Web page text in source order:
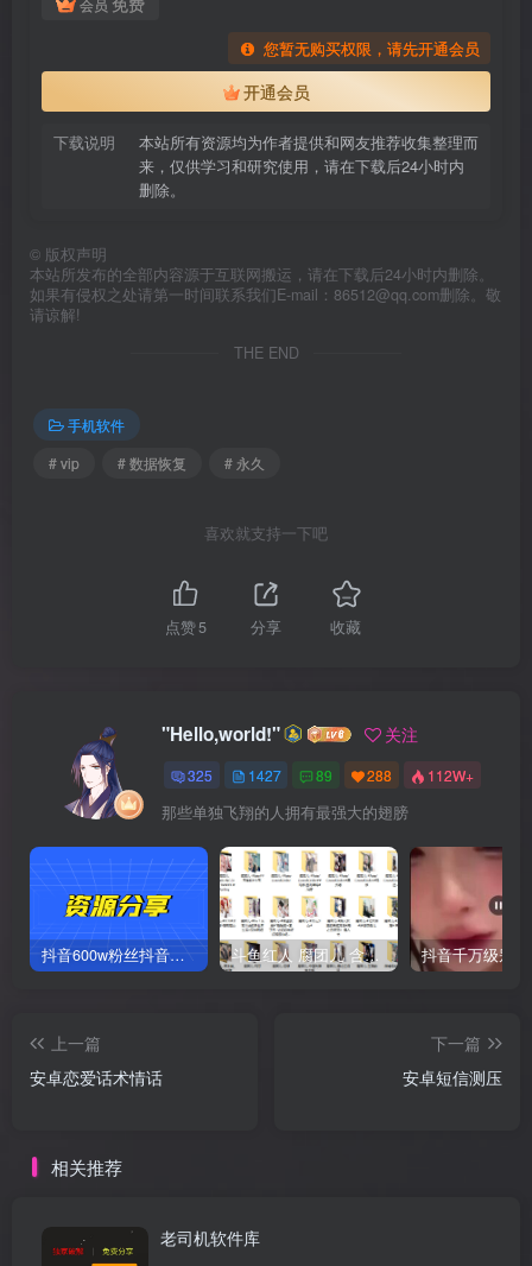
您暂无购买权限，请先开通会员
开通会员
下载说明
本站所有资源均为作者提供和网友推荐收集整理而
来，仅供学习和研究使用，请在下载后24小时内
删除。
© 版权声明
本站所发布的全部内容源于互联网搬运，请在下载后24小时内删除。
如果有侵权之处请第一时间联系我们E-mail：86512@qq.com删除。敬
请谅解!
THE END
手机软件
# vip
# 数据恢复 # 永久
喜欢就支持一下吧
点赞5 分享 收藏
"Hello,world!" 关注
325 1427 89 288 112W+
那些单独飞翔的人拥有最强大的翅膀
抖音600w粉丝抖音网红痞幼一手资料 877P 500M 含私拍 斗鱼红人 腐团儿 含付费 大尺写真 32套
上一篇
安卓恋爱话术情话
下一篇
安卓短信测压
相关推荐
老司机软件库